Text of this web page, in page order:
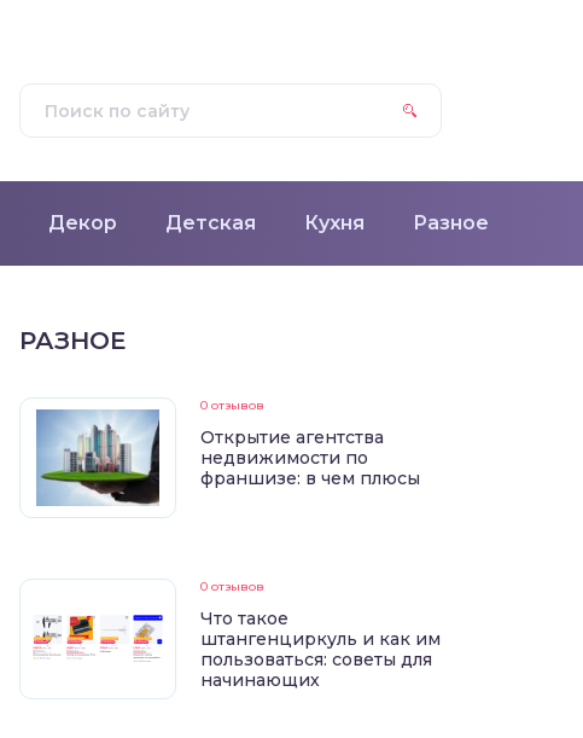
Декор Детская Кухня Разное
РАЗНОЕ
0 отзывов
Открытие агентства
недвижимости по
франшизе: в чем плюсы
0 отзывов
Что такое
штангенциркуль и как им
пользоваться: советы для
начинающих